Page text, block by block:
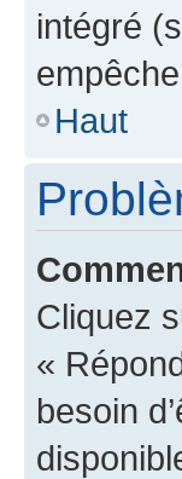
intégré
Haut
Cliquez
«
besoin